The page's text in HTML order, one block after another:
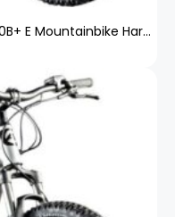
Atala B-Cross 27,5+ Zoll E-Bike 650B+ E Mountainbike Hardtail Pedelec Bosch